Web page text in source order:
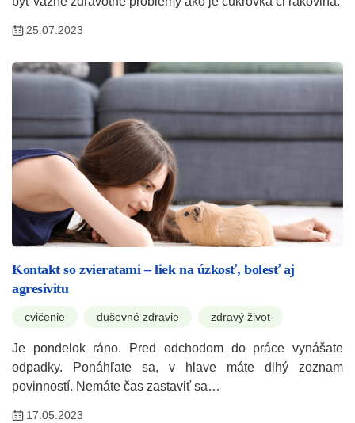
25.07.2023
Kontakt so zvieratami – liek na úzkosť, bolesť aj
agresivitu
cvičenie duševné zdravie zdravý život
Je pondelok ráno. Pred odchodom do práce vynášate
odpadky. Ponáhľate sa, v hlave máte dlhý zoznam
povinností. Nemáte čas zastaviť sa…
17.05.2023